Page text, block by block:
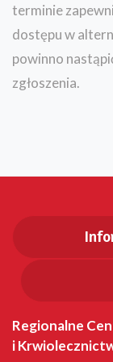
terminie
dostępu w
powinno
zgłoszenia.
Regionalne
i